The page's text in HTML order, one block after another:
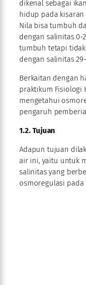
dikenal sebagai
hidup pada kisaran
Nila bisa tumbuh
dengan salinitas
tumbuh tetapi
dengan salinitas
Berkaitan dengan
praktikum Fisiologi
mengetahui
pengaruh
1.2. Tujuan
Adapun tujuan
air ini, yaitu untuk
salinitas yang
osmoregulasi pada